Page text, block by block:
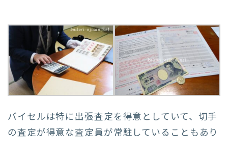
バイセルは特に出張査定を得意としていて、切手
の査定が得意な査定員が常駐していることもあり